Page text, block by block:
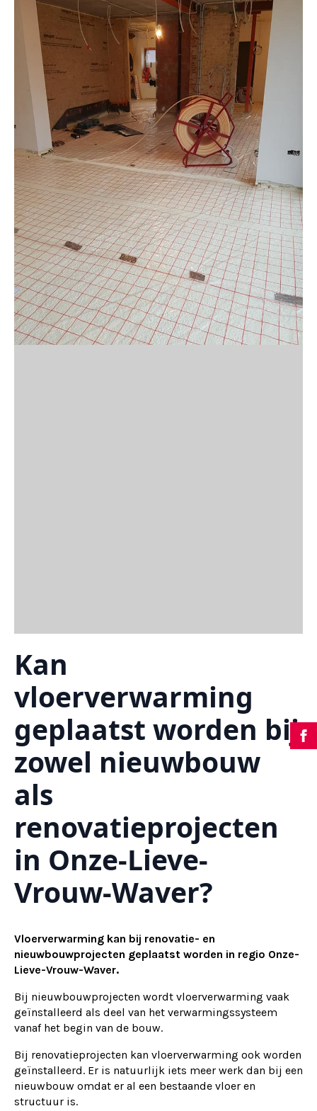
Kan
vloerverwarming
geplaatst worden bij
zowel nieuwbouw
als
renovatieprojecten
in Onze-Lieve-
Vrouw-Waver?
Vloerverwarming kan bij renovatie- en
nieuwbouwprojecten geplaatst worden in regio Onze-
Lieve-Vrouw-Waver.
Bij nieuwbouwprojecten wordt vloerverwarming vaak
geïnstalleerd als deel van het verwarmingssysteem
vanaf het begin van de bouw.
Bij renovatieprojecten kan vloerverwarming ook worden
geïnstalleerd. Er is natuurlijk iets meer werk dan bij een
nieuwbouw omdat er al een bestaande vloer en
structuur is.